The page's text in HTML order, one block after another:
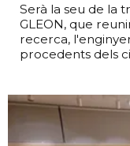
Serà la seu de la
GLEON, que
recerca,
procedents dels